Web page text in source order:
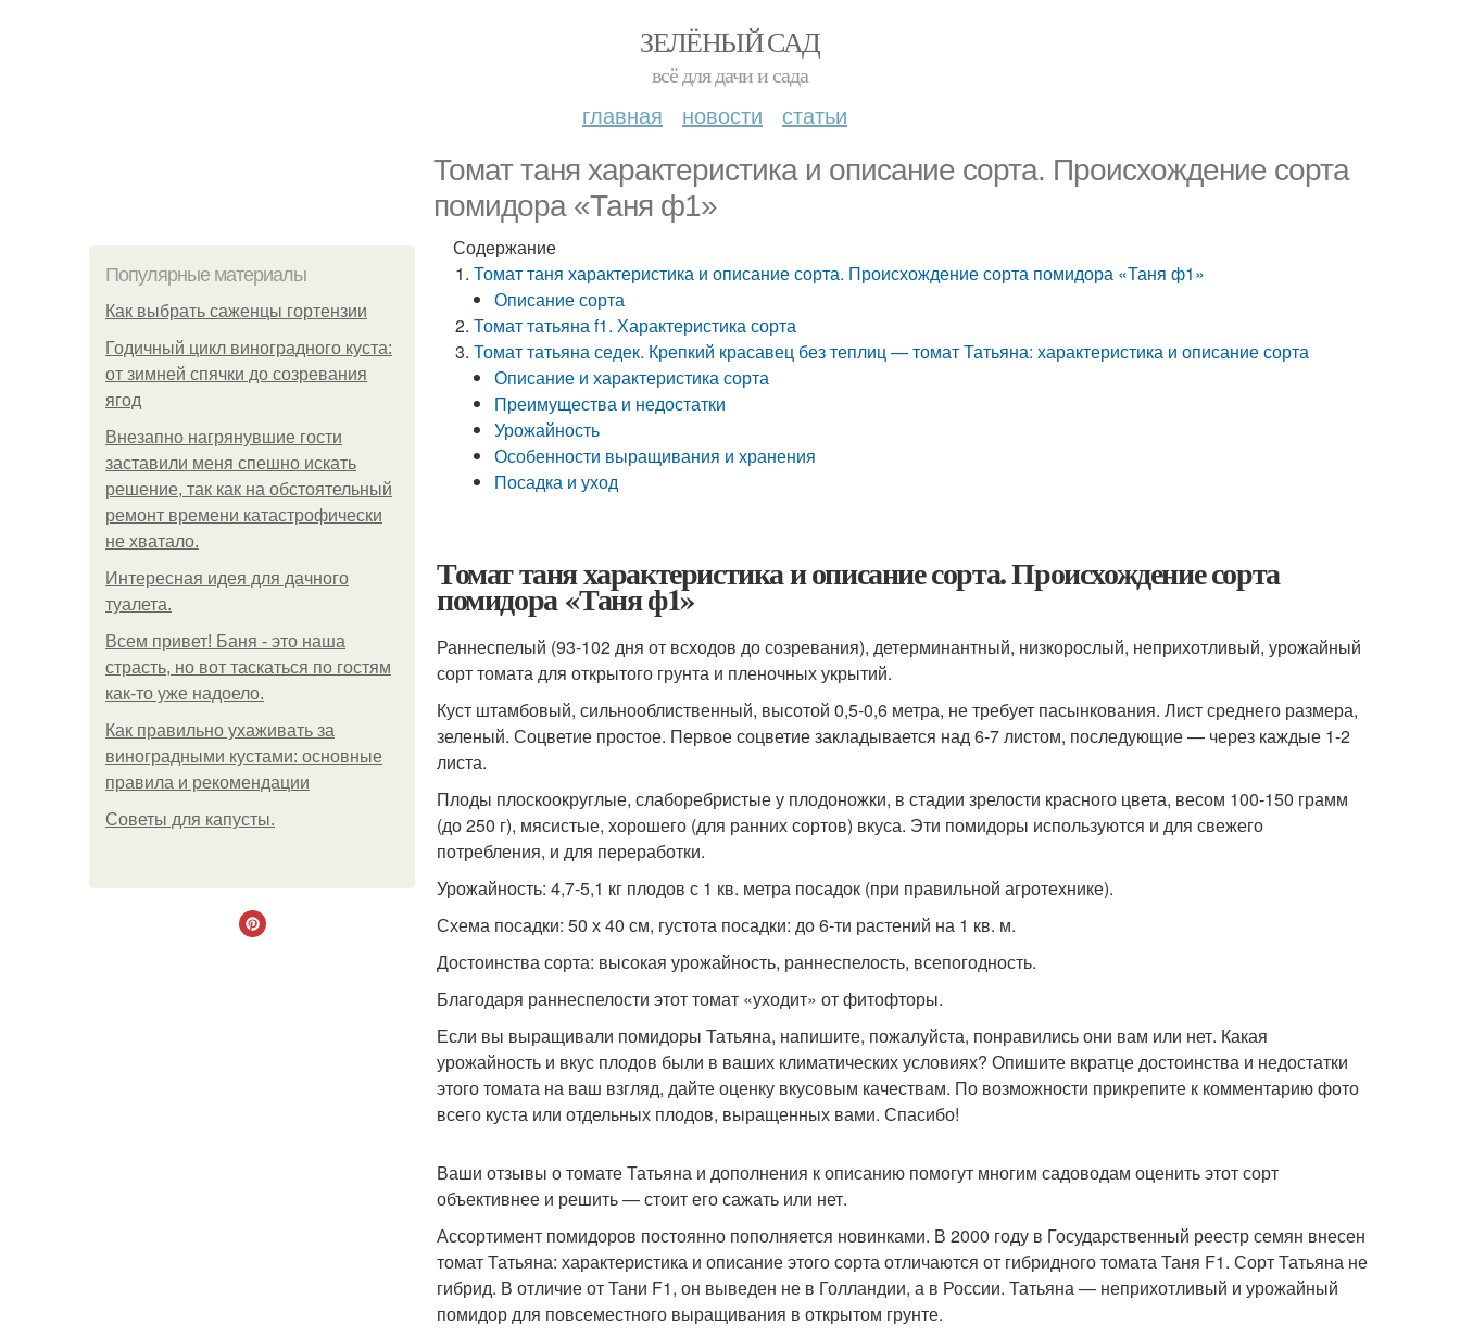
ЗЕЛЁНЫЙ САД
всё для дачи и сада
главная новости статьи
Томат таня характеристика и описание сорта. Происхождение сорта
помидора «Таня ф1»
Популярные материалы
Как выбрать саженцы гортензии
Годичный цикл виноградного куста:
от зимней спячки до созревания
ягод
Внезапно нагрянувшие гости
заставили меня спешно искать
решение, так как на обстоятельный
ремонт времени катастрофически
не хватало.
Интересная идея для дачного
туалета.
Всем привет! Баня - это наша
страсть, но вот таскаться по гостям
как-то уже надоело.
Как правильно ухаживать за
виноградными кустами: основные
правила и рекомендации
Советы для капусты.
Содержание
Томат таня характеристика и описание сорта. Происхождение сорта помидора «Таня ф1»
Описание сорта
Томат татьяна f1. Характеристика сорта
Томат татьяна седек. Крепкий красавец без теплиц — томат Татьяна: характеристика и описание сорта
Описание и характеристика сорта
Преимущества и недостатки
Урожайность
Особенности выращивания и хранения
Посадка и уход
Томат таня характеристика и описание сорта. Происхождение сорта
помидора «Таня ф1»
Раннеспелый (93-102 дня от всходов до созревания), детерминантный, низкорослый, неприхотливый, урожайный
сорт томата для открытого грунта и пленочных укрытий.
Куст штамбовый, сильнооблиственный, высотой 0,5-0,6 метра, не требует пасынкования. Лист среднего размера,
зеленый. Соцветие простое. Первое соцветие закладывается над 6-7 листом, последующие — через каждые 1-2
листа.
Плоды плоскоокруглые, слаборебристые у плодоножки, в стадии зрелости красного цвета, весом 100-150 грамм
(до 250 г), мясистые, хорошего (для ранних сортов) вкуса. Эти помидоры используются и для свежего
потребления, и для переработки.
Урожайность: 4,7-5,1 кг плодов с 1 кв. метра посадок (при правильной агротехнике).
Схема посадки: 50 х 40 см, густота посадки: до 6-ти растений на 1 кв. м.
Достоинства сорта: высокая урожайность, раннеспелость, всепогодность.
Благодаря раннеспелости этот томат «уходит» от фитофторы.
Если вы выращивали помидоры Татьяна, напишите, пожалуйста, понравились они вам или нет. Какая
урожайность и вкус плодов были в ваших климатических условиях? Опишите вкратце достоинства и недостатки
этого томата на ваш взгляд, дайте оценку вкусовым качествам. По возможности прикрепите к комментарию фото
всего куста или отдельных плодов, выращенных вами. Спасибо!
Ваши отзывы о томате Татьяна и дополнения к описанию помогут многим садоводам оценить этот сорт
объективнее и решить — стоит его сажать или нет.
Ассортимент помидоров постоянно пополняется новинками. В 2000 году в Государственный реестр семян внесен
томат Татьяна: характеристика и описание этого сорта отличаются от гибридного томата Таня F1. Сорт Татьяна не
гибрид. В отличие от Тани F1, он выведен не в Голландии, а в России. Татьяна — неприхотливый и урожайный
помидор для повсеместного выращивания в открытом грунте.